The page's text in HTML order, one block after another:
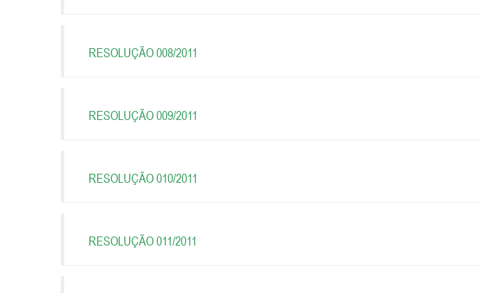
RESOLUÇÃO 008/2011
RESOLUÇÃO 009/2011
RESOLUÇÃO 010/2011
RESOLUÇÃO 011/2011